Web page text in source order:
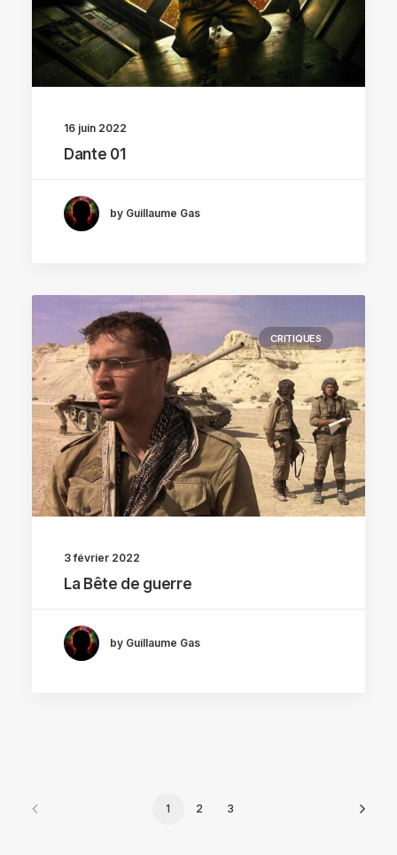
16 juin 2022
Dante 01
by Guillaume Gas
CRITIQUES
3 février 2022
La Bête de guerre
by Guillaume Gas
1 2 3